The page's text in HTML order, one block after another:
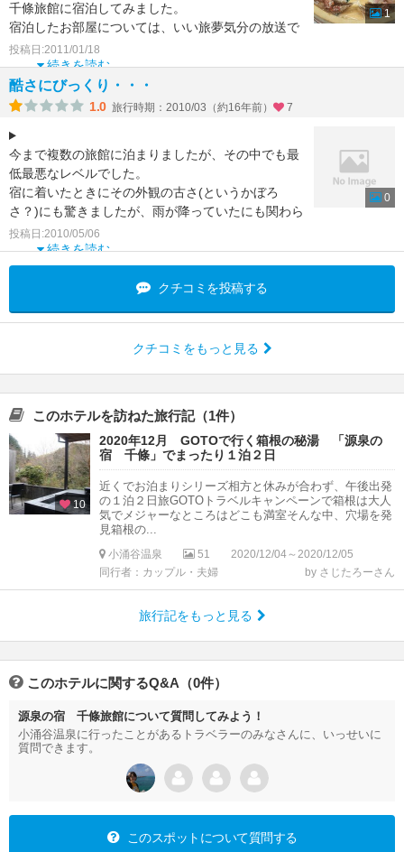
千條旅館に宿泊してみました。
宿泊したお部屋については、いい旅夢気分の放送で
みた以上に部屋全体も非常にきれいにされており、
部屋付温続きを読む
投稿日:2011/01/18
1
酷さにびっくり・・・
1.0 旅行時期：2010/03（約16年前） 7
今まで複数の旅館に泊まりましたが、その中でも最
低最悪なレベルでした。
宿に着いたときにその外観の古さ(というかぼろ
さ？)にも驚きましたが、雨が降っていたにも関わら
ず、私が車から荷物を運ぶのもご主人は
続きを読む
投稿日:2010/05/06
0
クチコミを投稿する
クチコミをもっと見る
このホテルを訪ねた旅行記（1件）
10
2020年12月 GOTOで行く箱根の秘湯 「源泉の
宿 千條」でまったり１泊２日
近くでお泊まりシリーズ相方と休みが合わず、午後出発
の１泊２日旅GOTOトラベルキャンペーンで箱根は大人
気でメジャーなところはどこも満室そんな中、穴場を発
見箱根の...
小涌谷温泉 51
2020/12/04～2020/12/05
同行者：カップル・夫婦
by さじたろーさん
旅行記をもっと見る
このホテルに関するQ&A（0件）
源泉の宿 千條旅館について質問してみよう！
小涌谷温泉に行ったことがあるトラベラーのみなさんに、いっせいに
質問できます。
このスポットについて質問する